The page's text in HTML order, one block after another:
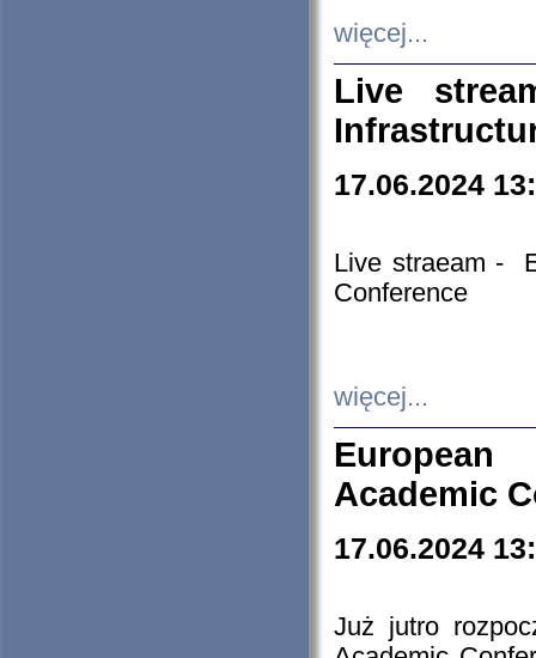
więcej...
Live
17.06.2024
Live straeam -
Conference
więcej...
European
Academic
17.06.2024
Już jutro